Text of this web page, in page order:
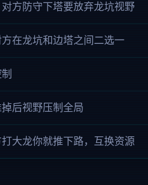
方防守下塔要放弃龙坑视野
在龙坑和边塔之间二选一
后视野压制全局
大龙你就推下路，互换资源